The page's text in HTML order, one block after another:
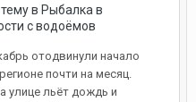
в Рыбалка в
с водоёмов
отодвинули начало
почти на месяц.
улице льёт дождь и